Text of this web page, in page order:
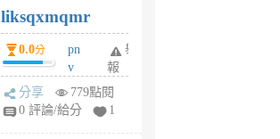
6
個
月
前
liksqxmqmr
0.0分
pn
v
wt
sv
舉
報
分享
779點閱
0 評論/給分
1